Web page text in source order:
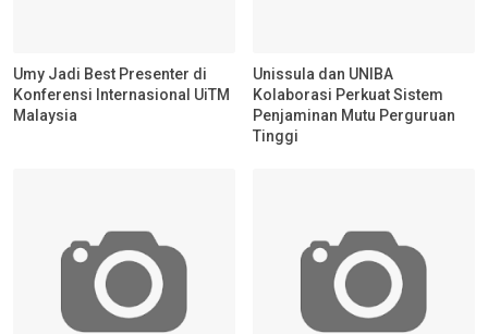
Umy Jadi Best Presenter di
Konferensi Internasional UiTM
Malaysia
Unissula dan UNIBA
Kolaborasi Perkuat Sistem
Penjaminan Mutu Perguruan
Tinggi